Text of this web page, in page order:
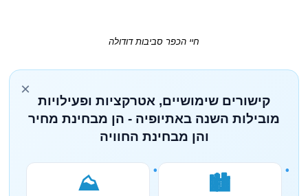
חיי הכפר סביבות דודולה
×
קישורים שימושיים, אטרקציות ופעילויות
מובילות השנה באתיופיה - הן מבחינת מחיר
והן מבחינת החוויה
🏙️
⛰️